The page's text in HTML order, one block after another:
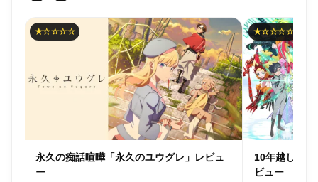
★☆☆☆☆
10年越しの大炎上「ラクエンロジック」レ
ビュー
☆☆☆☆☆
全１３話かけ
ュー